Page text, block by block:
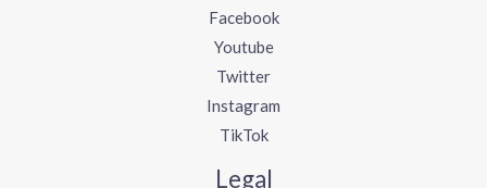
Facebook
Youtube
Twitter
Instagram
TikTok
Legal